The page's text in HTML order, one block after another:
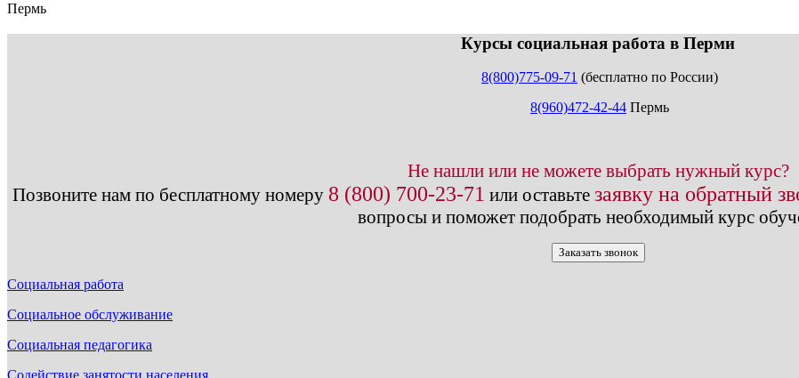
Пермь
Курсы социальная работа в Перми
8(800)775-09-71 (бесплатно по России)
8(960)472-42-44 Пермь
Не нашли или не можете выбрать нужный курс?
Позвоните нам по бесплатному номеру 8 (800) 700-23-71 или оставьте заявку на обратный
вопросы и поможет подобрать необходимый курс
Заказать звонок
Социальная работа
Социальное обслуживание
Социальная педагогика